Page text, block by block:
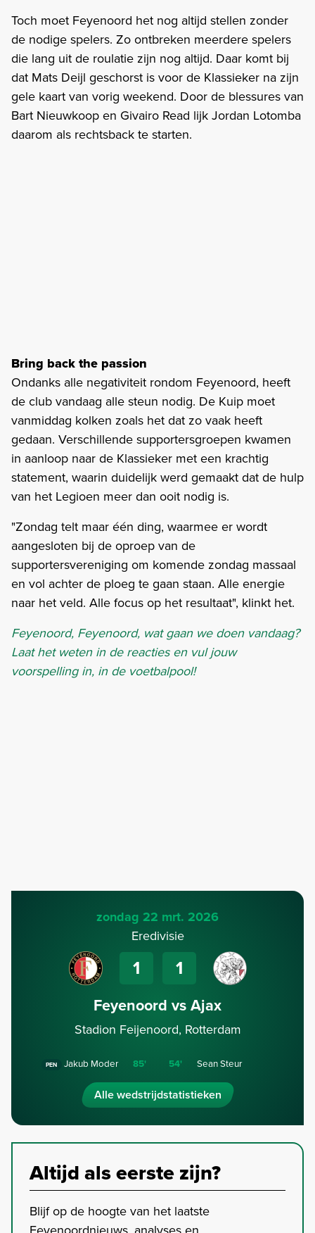
Toch moet Feyenoord het nog altijd stellen zonder
de nodige spelers. Zo ontbreken meerdere spelers
die lang uit de roulatie zijn nog altijd. Daar komt bij
dat Mats Deijl geschorst is voor de Klassieker na zijn
gele kaart van vorig weekend. Door de blessures van
Bart Nieuwkoop en Givairo Read lijk Jordan Lotomba
daarom als rechtsback te starten.
Bring back the passion
Ondanks alle negativiteit rondom Feyenoord, heeft
de club vandaag alle steun nodig. De Kuip moet
vanmiddag kolken zoals het dat zo vaak heeft
gedaan. Verschillende supportersgroepen kwamen
in aanloop naar de Klassieker met een krachtig
statement, waarin duidelijk werd gemaakt dat de hulp
van het Legioen meer dan ooit nodig is.
"Zondag telt maar één ding, waarmee er wordt
aangesloten bij de oproep van de
supportersvereniging om komende zondag massaal
en vol achter de ploeg te gaan staan. Alle energie
naar het veld. Alle focus op het resultaat", klinkt het.
Feyenoord, Feyenoord, wat gaan we doen vandaag?
Laat het weten in de reacties en vul jouw
voorspelling in, in de voetbalpool!
zondag 22 mrt. 2026
Eredivisie
1 1
Feyenoord vs Ajax
Stadion Feijenoord, Rotterdam
PEN Jakub Moder 85' 54' Sean Steur
Alle wedstrijdstatistieken
Altijd als eerste zijn?
Blijf op de hoogte van het laatste